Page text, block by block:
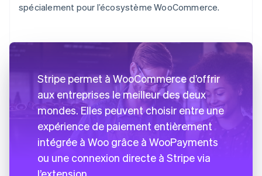
spécialement pour l’écosystème WooCommerce.
Stripe permet à WooCommerce d’offrir
aux entreprises le meilleur des deux
mondes. Elles peuvent choisir entre une
expérience de paiement entièrement
intégrée à Woo grâce à WooPayments
ou une connexion directe à Stripe via
l’extension.